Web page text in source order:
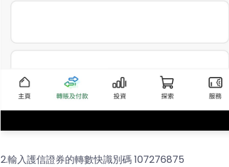
2.輸入護信證券的轉數快識別碼 107276875